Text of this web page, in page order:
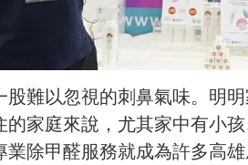
難以忽視的刺鼻氣味。明
家庭來說，尤其家中有小
除甲醛服務就成為許多高雄